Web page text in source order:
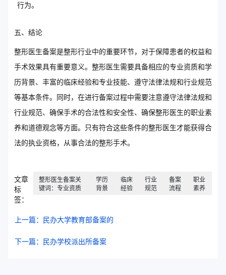
行为。
五、结论
整形医生备案是整形行业中的重要环节，对于保障患者的权益和
手术效果具有重要意义。整形医生需要具备相应的专业资质和学
历背景、丰富的临床经验和专业技能、遵守法律法规和行业规范
等基本条件。同时，在进行备案过程中需要注意遵守法律法规和
行业规范、确保手术的合法性和安全性、确保整形医生的职业素
养和道德观念等方面。只有符合这些条件的整形医生才能获得合
法的执业资格，从事合法的整形手术。
文章
标
签：
整形医生备案关
键词：专业资质
学历
背景
临床
经验
行业
规范
备案
流程
职业
素养
上一篇：民办大学教育部备案的
下一篇：民办学校派出所备案